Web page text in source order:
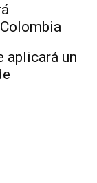
aplicará un